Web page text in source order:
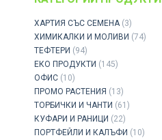
ХАРТИЯ СЪС СЕМЕНА (3)
ХИМИКАЛКИ И МОЛИВИ (74)
ТЕФТЕРИ (94)
ЕКО ПРОДУКТИ (145)
ОФИС (10)
ПРОМО РАСТЕНИЯ (13)
ТОРБИЧКИ И ЧАНТИ (61)
КУФАРИ И РАНИЦИ (22)
ПОРТФЕЙЛИ И КАЛЪФИ (10)